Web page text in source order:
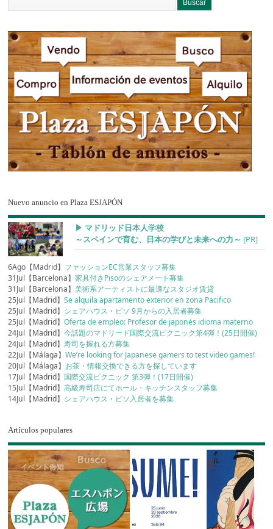
Nuevo anuncio en Plaza ESJAPÓN
▶︎ マドリッド日本人学校
～スペインで育む、日本の学びと未来への力～ [PR]
6Ago【Madrid】 ファッションEC営業スタッフ募集
31Jul【Barcelona】家具付きPisoのシェアメート募集
31Jul【Barcelona】美術系アーティストに最適なスタジオ賃貸
25Jul【Madrid】Se alquila apartamento exterior en zona Pacifico
25Jul【Madrid】 シェアハウス・ピソ 9月からの入居者募集
25Jul【Madrid】Oferta de empleo: Profesor de japonés idioma materno
24Jul【Madrid】今話題のマドリード国際交流ピクニック第4弾！(25日開催)
24Jul【Madrid】寿司を握れる方募集
22Jul【Málaga】We’re looking for Japanese gamers to test video games!
20Jul【Málaga】 お茶・情報交換できる方を探しています
17Jul【Madrid】 国際交流ピクニック 第3弾！(17日開催)
15Jul【Madrid】高級寿司店にてホール・キッチンスタッフ募集
14Jul【Madrid】 シェアハウス・ピソ入居者を募集
Artículos populares